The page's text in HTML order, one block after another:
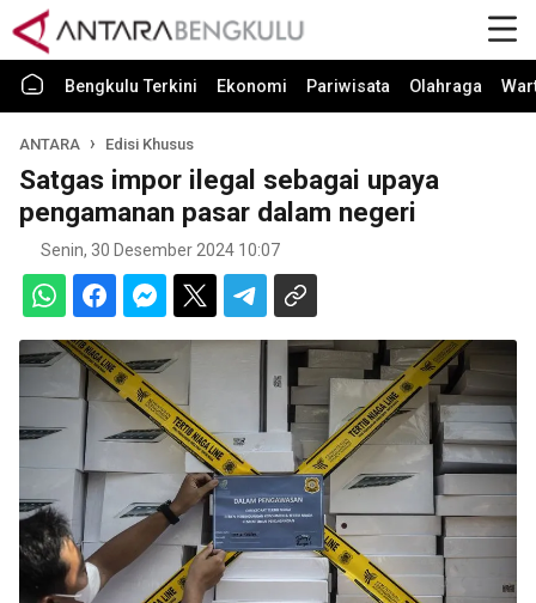
Bengkulu Terkini Ekonomi Pariwisata Olahraga
ANTARA Edisi Khusus
Satgas impor ilegal sebagai upaya
pengamanan pasar dalam negeri
Senin, 30 Desember 2024 10:07